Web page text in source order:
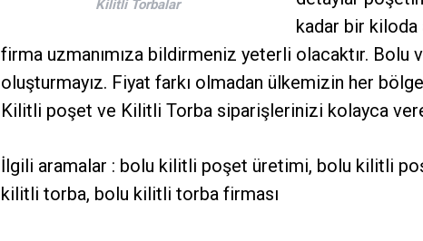
Kilitli Torbalar
kadar bir kiloda
firma uzmanımıza bildirmeniz yeterli olacaktır. Bolu
oluşturmayız. Fiyat farkı olmadan ülkemizin her
Kilitli poşet ve Kilitli Torba siparişlerinizi kolayca
İlgili aramalar : bolu kilitli poşet üretimi, bolu kilitli
kilitli torba, bolu kilitli torba firması